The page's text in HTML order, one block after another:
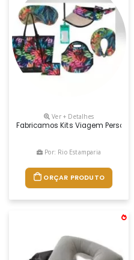
Ver + Detalhes
Fabricamos Kits Viagem
Por: Rio Estamparia
ORÇAR PRODUTO